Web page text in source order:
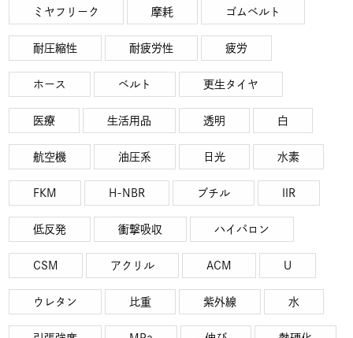
ミヤフリーク 摩耗 ゴムベルト
耐圧縮性 耐疲労性 疲労
ホース ベルト 更生タイヤ
医療 生活用品 透明 白
航空機 油圧系 日光 水素
FKM H-NBR ブチル IIR
低反発 衝撃吸収 ハイパロン
CSM アクリル ACM U
ウレタン 比重 紫外線 水